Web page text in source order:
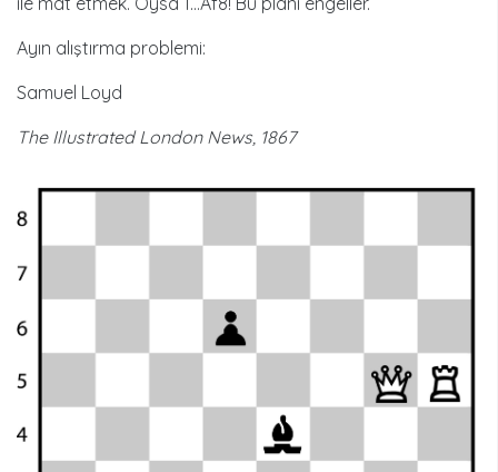
Ayın alıştırma problemi:
Samuel Loyd
The Illustrated London News, 1867